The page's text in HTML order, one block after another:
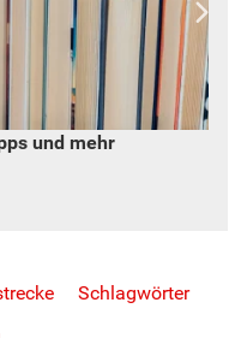
und mehr
Schlagwörter